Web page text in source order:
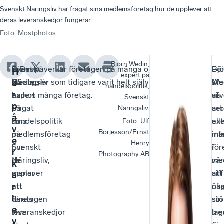
Svenskt Näringsliv har frågat sina medlemsföretag hur de upplever att
deras leveranskedjor fungerar.
Foto: Mostphotos
Svenskt
Näringsliv
har
frågat
sina
medlemsföretag
hur
de
upplever
att
deras
leveranskedjor
Björn
Wedin,
expert
på
handelspolitik
på
Svenskt
Näringsliv,
menar
att
företagen
visar
H
u
r
p
å
v
e
r
k
a
r
l
e
v
– Det påverkar företagen på många olika sätt givetvis.
Strategier som tidigare varit helt självklara omprövas
nu hos många företag.
Björn Wedin,
expert på
handelspolitik,
Svenskt
Näringsliv.
Foto: Ulf
Börjesson/Ernst
Henry
Photography AB
–
vi
ser
i
För
så
att
sin